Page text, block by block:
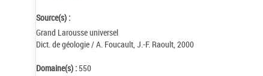
Source(s) :
Grand Larousse universel
Dict. de géologie / A. Foucault, J.-F. Raoult, 2000
Domaine(s) : 550